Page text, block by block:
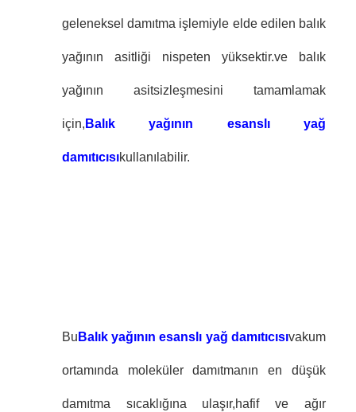
geleneksel damıtma işlemiyle elde edilen balık
yağının asitliği nispeten yüksektir.ve balık
yağının asitsizleşmesini tamamlamak
için, Balık yağının esanslı yağ
damıtıcısıkullanılabilir.
Bu Balık yağının esanslı yağ damıtıcısıvakum
ortamında moleküler damıtmanın en düşük
damıtma sıcaklığına ulaşır,hafif ve ağır